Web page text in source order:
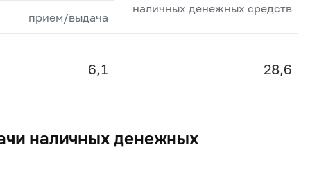
наличных денежных средств
прием/выдача
6,1 28,6
наличных денежных